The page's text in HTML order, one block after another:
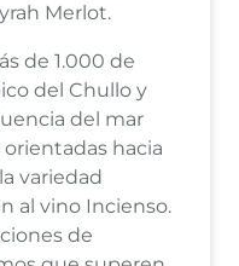
Merlot.
de 1.000 de
del Chullo y
del mar
hacia
variedad
al vino Incienso.
de